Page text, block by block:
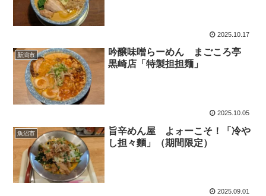
2025.10.17
新潟市
吟醸味噌らーめん まごころ亭
黒崎店「特製担担麺」
2025.10.05
魚沼市
旨辛めん屋 よォーこそ！「冷や
し担々麵」（期間限定）
2025.09.01